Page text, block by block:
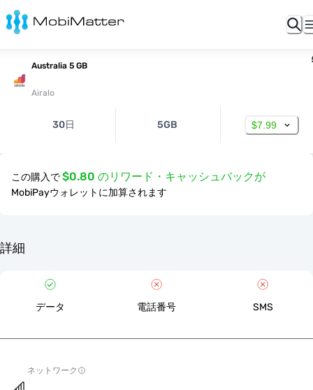
Australia 5 GB
Airalo
30日 5GB $7.99
この購入で$0.80 のリワード・キャッシュバックが
MobiPayウォレットに加算されます
詳細
データ 電話番号 SMS
ネットワーク